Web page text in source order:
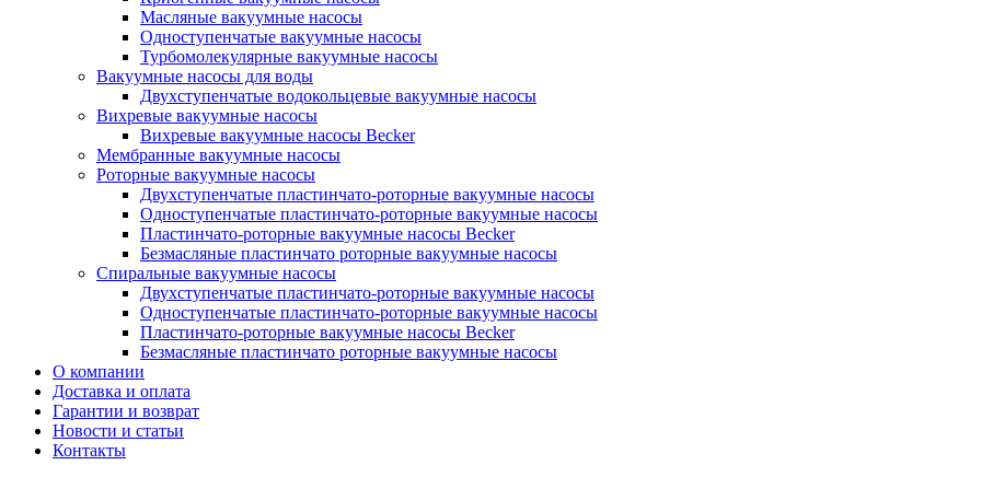
Масляные вакуумные насосы
Одноступенчатые вакуумные насосы
Турбомолекулярные вакуумные насосы
Вакуумные насосы для воды
Двухступенчатые водокольцевые вакуумные насосы
Вихревые вакуумные насосы
Вихревые вакуумные насосы Becker
Мембранные вакуумные насосы
Роторные вакуумные насосы
Двухступенчатые пластинчато-роторные вакуумные насосы
Одноступенчатые пластинчато-роторные вакуумные насосы
Пластинчато-роторные вакуумные насосы Becker
Безмасляные пластинчато роторные вакуумные насосы
Спиральные вакуумные насосы
Двухступенчатые пластинчато-роторные вакуумные насосы
Одноступенчатые пластинчато-роторные вакуумные насосы
Пластинчато-роторные вакуумные насосы Becker
Безмасляные пластинчато роторные вакуумные насосы
О компании
Доставка и оплата
Гарантии и возврат
Новости и статьи
Контакты